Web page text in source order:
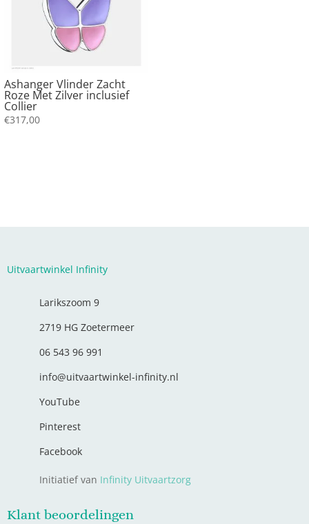
Ashanger Vlinder Zacht
Roze Met Zilver inclusief
Collier
€317,00
Uitvaartwinkel Infinity
Larikszoom 9
2719 HG Zoetermeer
06 543 96 991
info@uitvaartwinkel-infinity.nl
YouTube
Pinterest
Facebook
Initiatief van Infinity Uitvaartzorg
Klant beoordelingen